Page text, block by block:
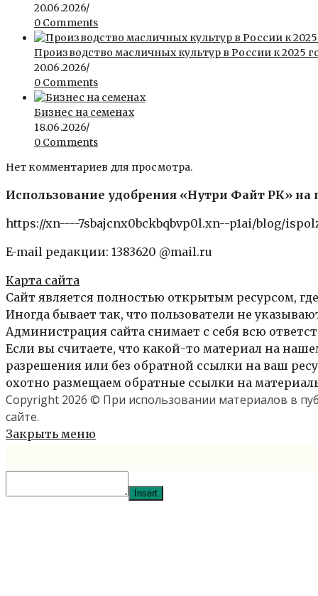
20.06.2026/
0 Comments
Производство масличных культур в России к 2025
20.06.2026/
0 Comments
Бизнес на семенах
18.06.2026/
0 Comments
Нет комментариев для просмотра.
Использование удобрения «Нутри Файт РК» на
https://xn----7sbajcnx0bckbqbvp0l.xn--p1ai/blog/
E-mail редакции: 1383620 @mail.ru
Карта сайта
Сайт является полностью открытым ресурсом,
Иногда бывает так, что пользователи не
Администрация сайта снимает с себя всю
Если вы считаете, что какой-то материал на
разрешения или без обратной ссылки на ваш
охотно размещаем обратные ссылки на
Copyright 2026 © При использовании материалов в
сайте.
Закрыть меню
Insert